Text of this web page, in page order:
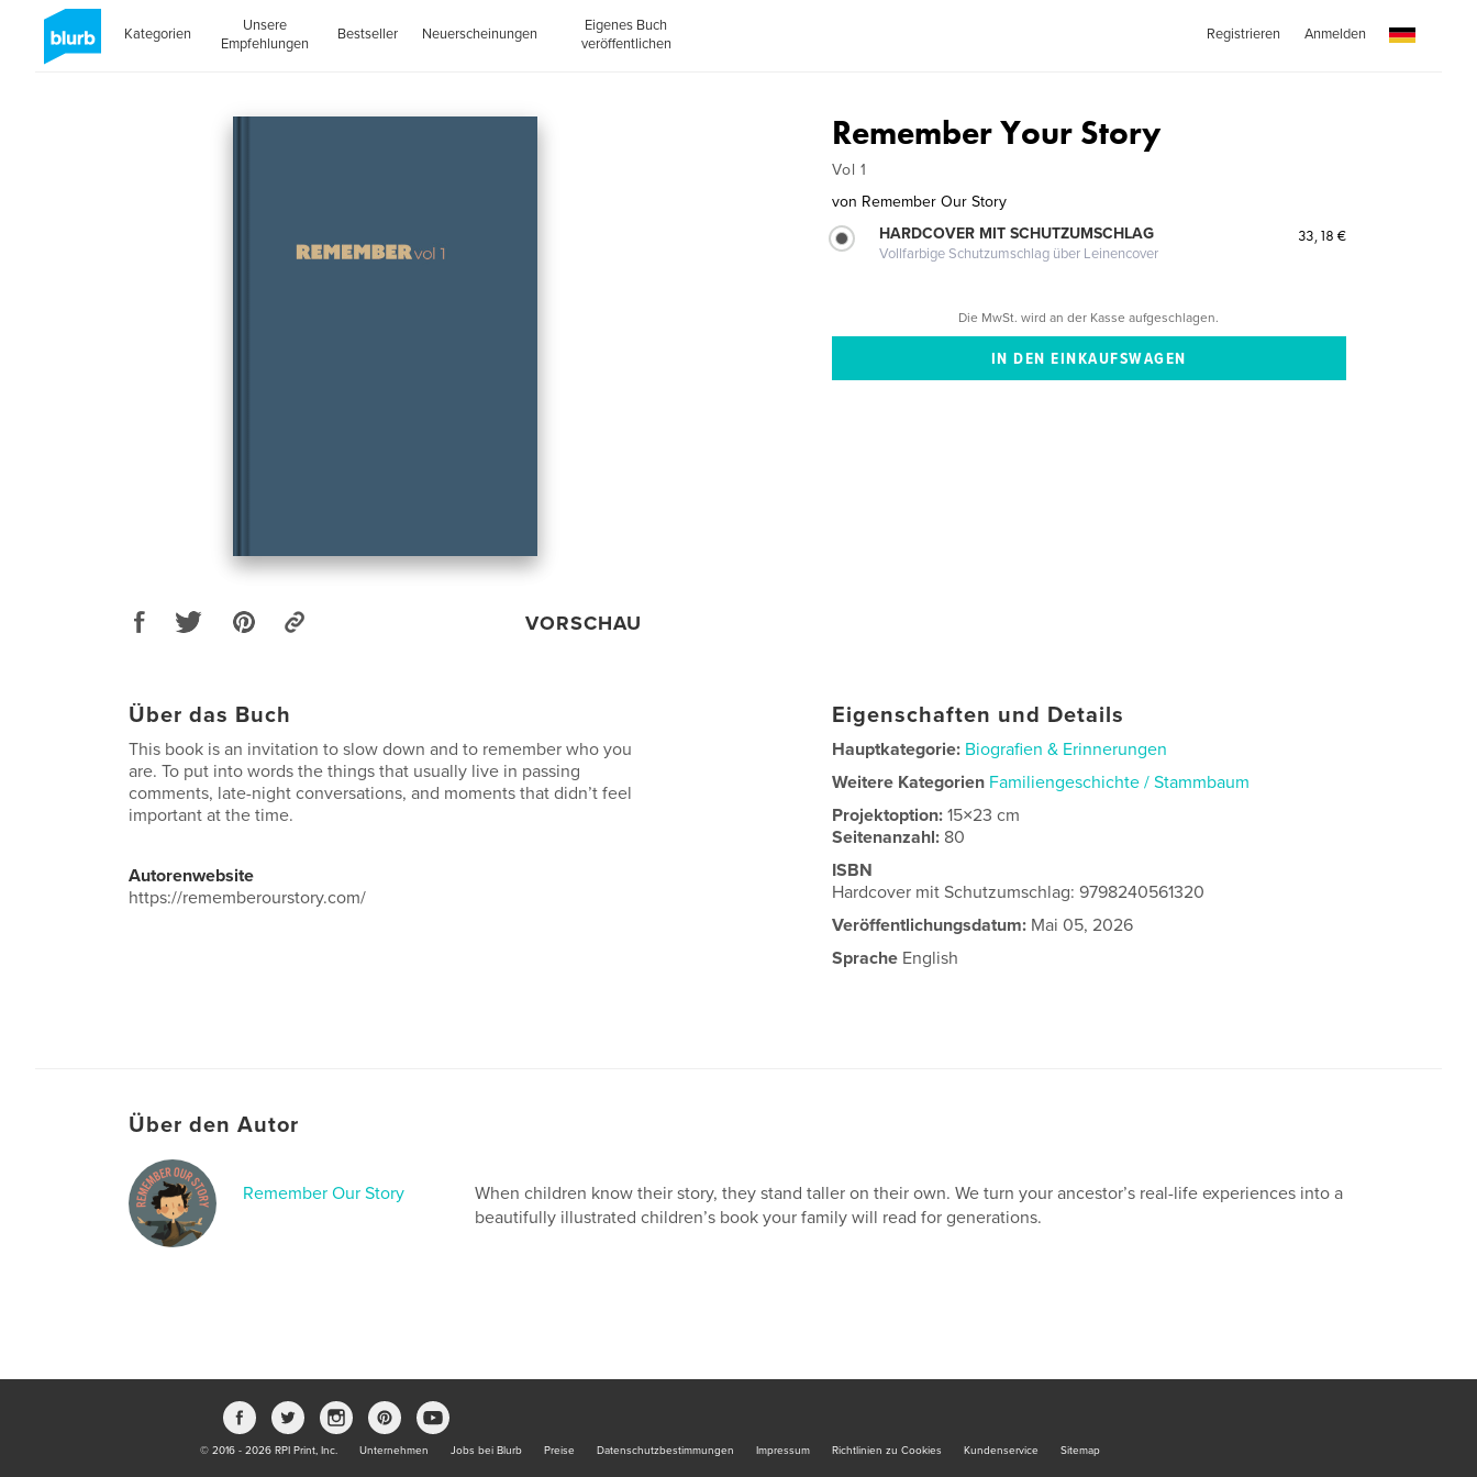
Kategorien
Unsere
Empfehlungen
Bestseller Neuerscheinungen
Eigenes Buch
veröffentlichen
Registrieren Anmelden
VORSCHAU
Remember Your Story
Vol 1
von Remember Our Story
HARDCOVER MIT SCHUTZUMSCHLAG
Vollfarbige Schutzumschlag über Leinencover
33,18 €
Die MwSt. wird an der Kasse aufgeschlagen.
Über das Buch
This book is an invitation to slow down and to remember who you
are. To put into words the things that usually live in passing
comments, late-night conversations, and moments that didn’t feel
important at the time.
Autorenwebsite
https://rememberourstory.com/
Eigenschaften und Details
Hauptkategorie: Biografien & Erinnerungen
Weitere Kategorien Familiengeschichte / Stammbaum
Projektoption:15×23 cm
Seitenanzahl: 80
ISBN
Hardcover mit Schutzumschlag: 9798240561320
Veröffentlichungsdatum: Mai 05, 2026
Sprache English
Über den Autor
Remember Our Story
When children know their story, they stand taller on their own. We turn your ancestor’s real-life experiences into a
beautifully illustrated children’s book your family will read for generations.
© 2016 - 2026 RPI Print, Inc. Unternehmen Jobs bei Blurb Preise Datenschutzbestimmungen Impressum Richtlinien zu Cookies Kundenservice Sitemap